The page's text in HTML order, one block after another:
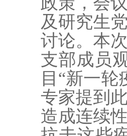
及研究生
讨论。本
支部成员
目“新一轮
专家提到
造成连续